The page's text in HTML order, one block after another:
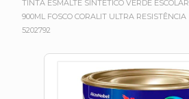
TINTA ESMALTE SINTÉTICO VERDE ESCOLAR
900ML FOSCO CORALIT ULTRA RESISTÊNCIA
5202792